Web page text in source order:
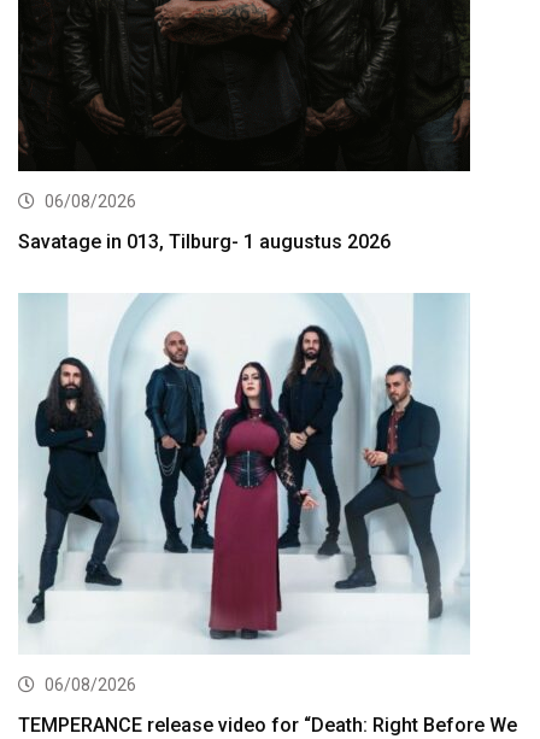
06/08/2026
Savatage in 013, Tilburg- 1 augustus 2026
06/08/2026
TEMPERANCE release video for “Death: Right Before We